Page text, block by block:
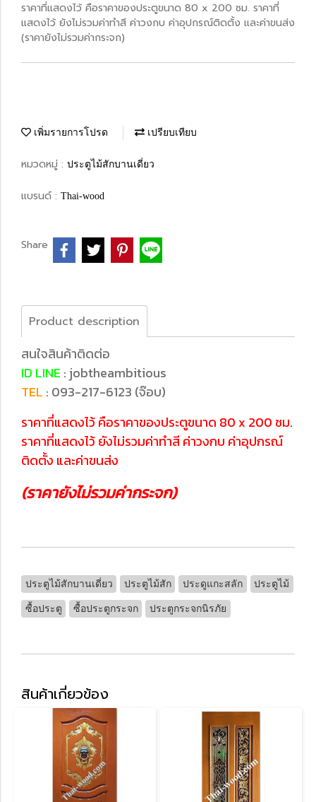
ราคาที่แสดงไว้ คือราคาของประตูขนาด 80 x 200 ซม. ราคาที่
แสดงไว้ ยังไม่รวมค่าทำสี ค่าวงกบ ค่าอุปกรณ์ติดตั้ง และค่าขนส่ง
(ราคายังไม่รวมค่ากระจก)
เพิ่มรายการโปรด เปรียบเทียบ
หมวดหมู่ : ประตูไม้สักบานเดี่ยว
แบรนด์ : Thai-wood
Share
Product description
สนใจสินค้าติดต่อ
ID LINE : jobtheambitious
TEL : 093-217-6123 (จ๊อบ)
ราคาที่แสดงไว้ คือราคาของประตูขนาด 80 x 200 ซม.
ราคาที่แสดงไว้ ยังไม่รวมค่าทำสี ค่าวงกบ ค่าอุปกรณ์
ติดตั้ง และค่าขนส่ง
(ราคายังไม่รวมค่ากระจก)
ประตูไม้สักบานเดี่ยว ประตูไม้สัก ประดูแกะสลัก ประตูไม้
ซื้อประตู ซื้อประตูกระจก ประตูกระจกนิรภัย
สินค้าเกี่ยวข้อง